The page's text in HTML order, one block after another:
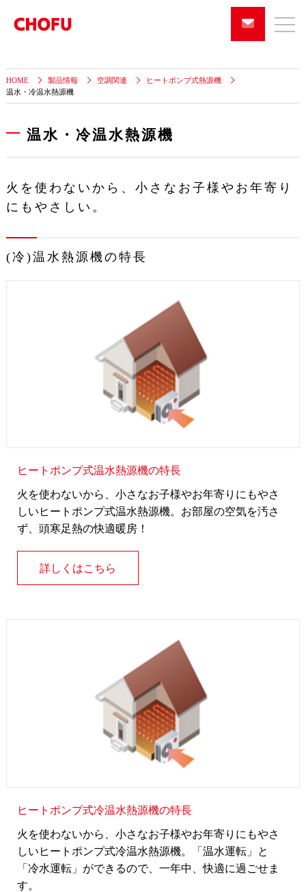
HOME 製品情報 空調関連
ヒートポンプ式熱源機
温水・冷温水熱源機
温水・冷温水熱源機
火を使わないから、小さなお子様やお年寄り
にもやさしい。
(冷)温水熱源機の特長
ヒートポンプ式温水熱源機の特長
火を使わないから、小さなお子様やお年寄りにもやさ
しいヒートポンプ式温水熱源機。お部屋の空気を汚さ
ず、頭寒足熱の快適暖房！
詳しくはこちら
ヒートポンプ式冷温水熱源機の特長
火を使わないから、小さなお子様やお年寄りにもやさ
しいヒートポンプ式冷温水熱源機。「温水運転」と
「冷水運転」ができるので、一年中、快適に過ごせま
す。